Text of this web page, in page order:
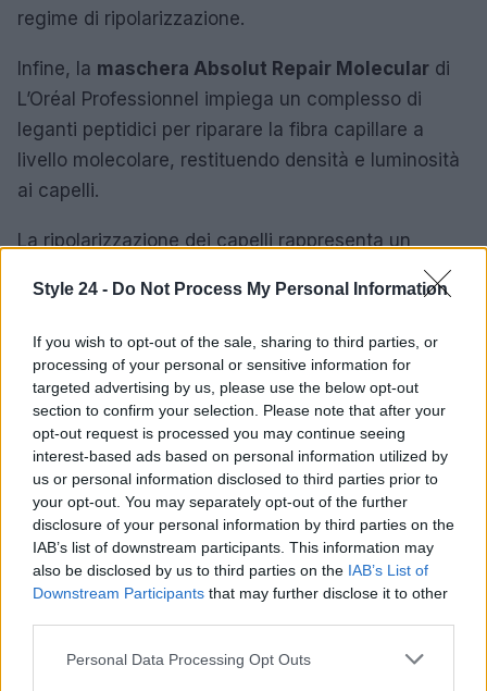
Style 24 - Do Not Process My Personal Information
If you wish to opt-out of the sale, sharing to third parties, or
processing of your personal or sensitive information for
targeted advertising by us, please use the below opt-out
section to confirm your selection. Please note that after your
opt-out request is processed you may continue seeing
interest-based ads based on personal information utilized by
us or personal information disclosed to third parties prior to
your opt-out. You may separately opt-out of the further
disclosure of your personal information by third parties on the
IAB’s list of downstream participants. This information may
also be disclosed by us to third parties on the IAB’s List of
Downstream Participants that may further disclose it to other
Please note that this website/app uses one or more Google
Personal Data Processing Opt Outs
regime di ripolarizzazione.
Infine, la maschera Absolut Repair Molecular di
L’Oréal Professionnel impiega un complesso di
leganti peptidici per riparare la fibra capillare a
livello molecolare, restituendo densità e luminosità
ai capelli.
La ripolarizzazione dei capelli rappresenta un
trattamento innovativo ed efficace per la cura della
chioma. Grazie all’utilizzo di prodotti specifici e a
una routine mirata, è possibile restituire ai capelli la
loro naturale bellezza e vitalità. Questo approccio
professionale permette di affrontare le
problematiche comuni legate ai capelli, offrendo
risultati visibili e duraturi.
AUTORE
Staff